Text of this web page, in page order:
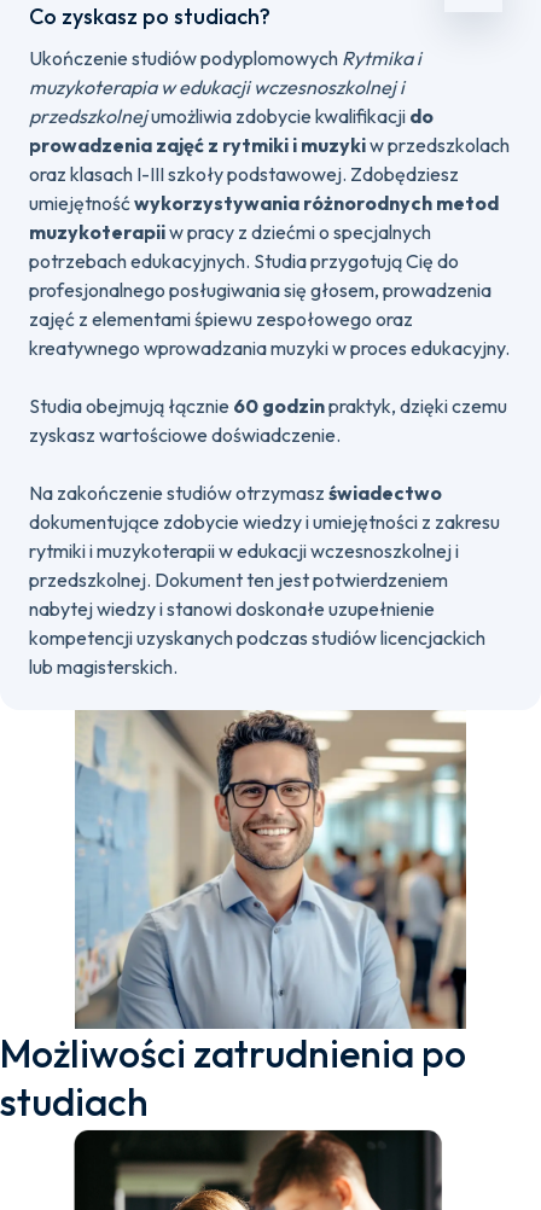
Co zyskasz po studiach?
Ukończenie studiów podyplomowych Rytmika i
muzykoterapia w edukacji wczesnoszkolnej i
przedszkolnejumożliwia zdobycie kwalifikacji do
prowadzenia zajęć z rytmiki i muzykiw przedszkolach
oraz klasach I-III szkoły podstawowej. Zdobędziesz
umiejętnośćwykorzystywania różnorodnych metod
muzykoterapiiw pracy z dziećmi o specjalnych
potrzebach edukacyjnych. Studia przygotują Cię do
profesjonalnego posługiwania się głosem, prowadzenia
zajęć z elementami śpiewu zespołowego oraz
kreatywnego wprowadzania muzyki w proces edukacyjny.
Studia obejmują łącznie 60 godzinpraktyk, dzięki czemu
zyskasz wartościowe doświadczenie.
Na zakończenie studiów otrzymasz świadectwo
dokumentujące zdobycie wiedzy i umiejętności z zakresu
rytmiki i muzykoterapii w edukacji wczesnoszkolnej i
przedszkolnej. Dokument ten jest potwierdzeniem
nabytej wiedzy i stanowi doskonałe uzupełnienie
kompetencji uzyskanych podczas studiów licencjackich
lub magisterskich.
Możliwości zatrudnienia po
studiach